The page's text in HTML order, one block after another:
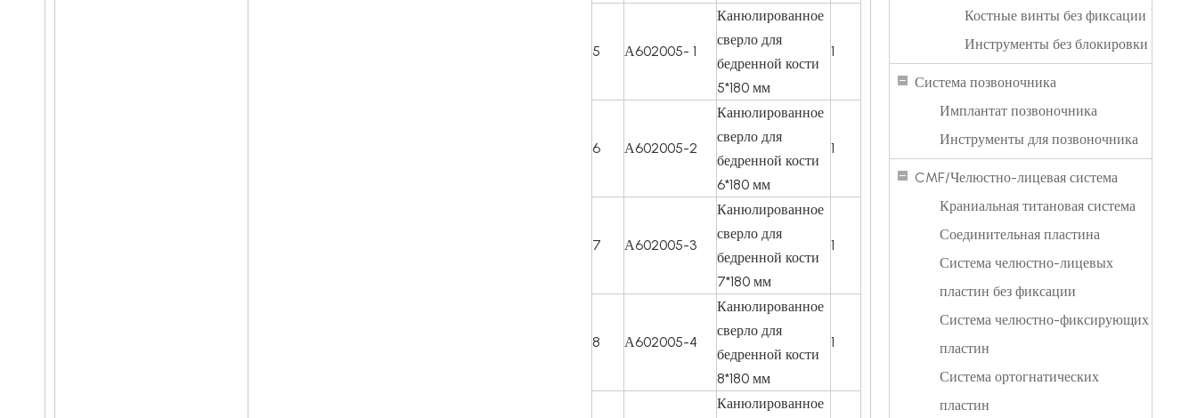
5 А602005- 1
Канюлированное
сверло для
бедренной кости
5*180 мм
1
6 А602005-2
Канюлированное
сверло для
бедренной кости
6*180 мм
1
7 А602005-3
Канюлированное
сверло для
бедренной кости
7*180 мм
1
8 А602005-4
Канюлированное
сверло для
бедренной кости
8*180 мм
1
Канюлированное
Костные винты без фиксации
Инструменты без блокировки
Система позвоночника
Имплантат позвоночника
Инструменты для позвоночника
CMF/Челюстно-лицевая система
Краниальная титановая система
Соединительная пластина
Система челюстно-лицевых
пластин без фиксации
Система челюстно-фиксирующих
пластин
Система ортогнатических
пластин